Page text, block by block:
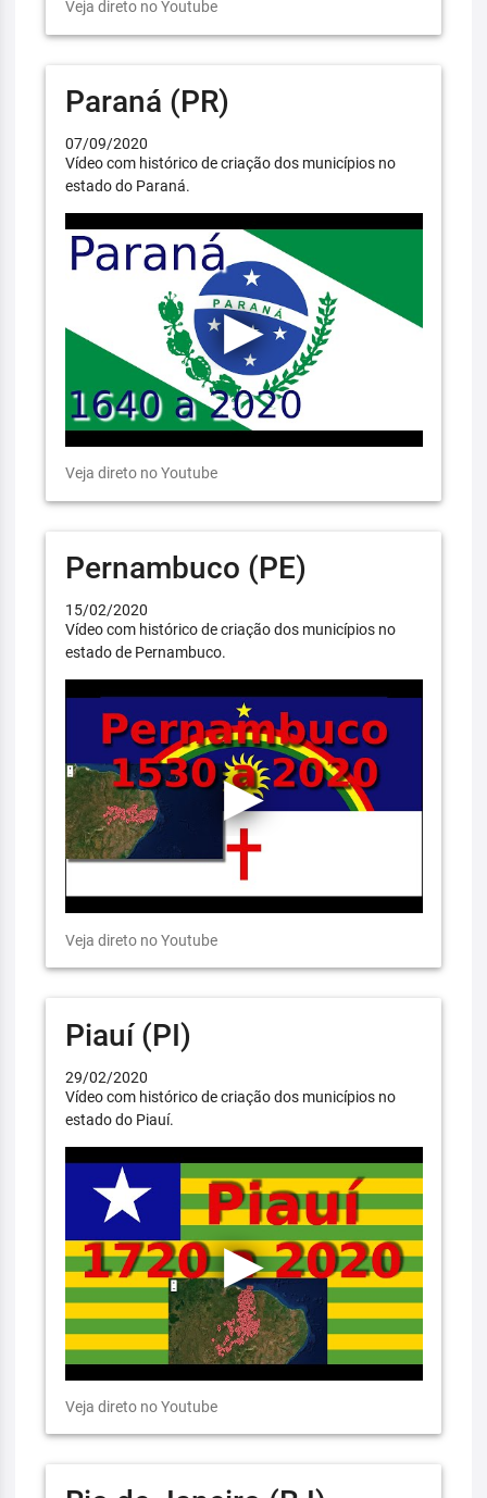
Veja direto no Youtube
Paraná (PR)
07/09/2020
Vídeo com histórico de criação dos municípios no
estado do Paraná.
Veja direto no Youtube
Pernambuco (PE)
15/02/2020
Vídeo com histórico de criação dos municípios no
estado de Pernambuco.
Veja direto no Youtube
Piauí (PI)
29/02/2020
Vídeo com histórico de criação dos municípios no
estado do Piauí.
Veja direto no Youtube